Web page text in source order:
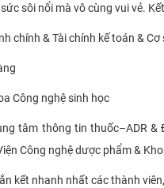
sôi nổi mà vô cùng vui vẻ.
chính & Tài chính kế toán & Cơ
Công nghệ sinh học
tâm thông tin thuốc–ADR &
Công nghệ dược phẩm&
kết nhanh nhất các thành